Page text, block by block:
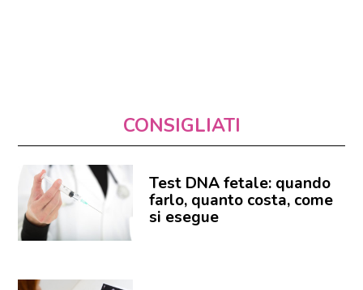
CONSIGLIATI
Test DNA fetale: quando
farlo, quanto costa, come
si esegue